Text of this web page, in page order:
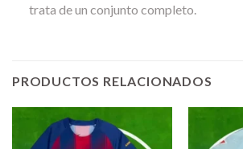
trata de un conjunto completo.
PRODUCTOS RELACIONADOS